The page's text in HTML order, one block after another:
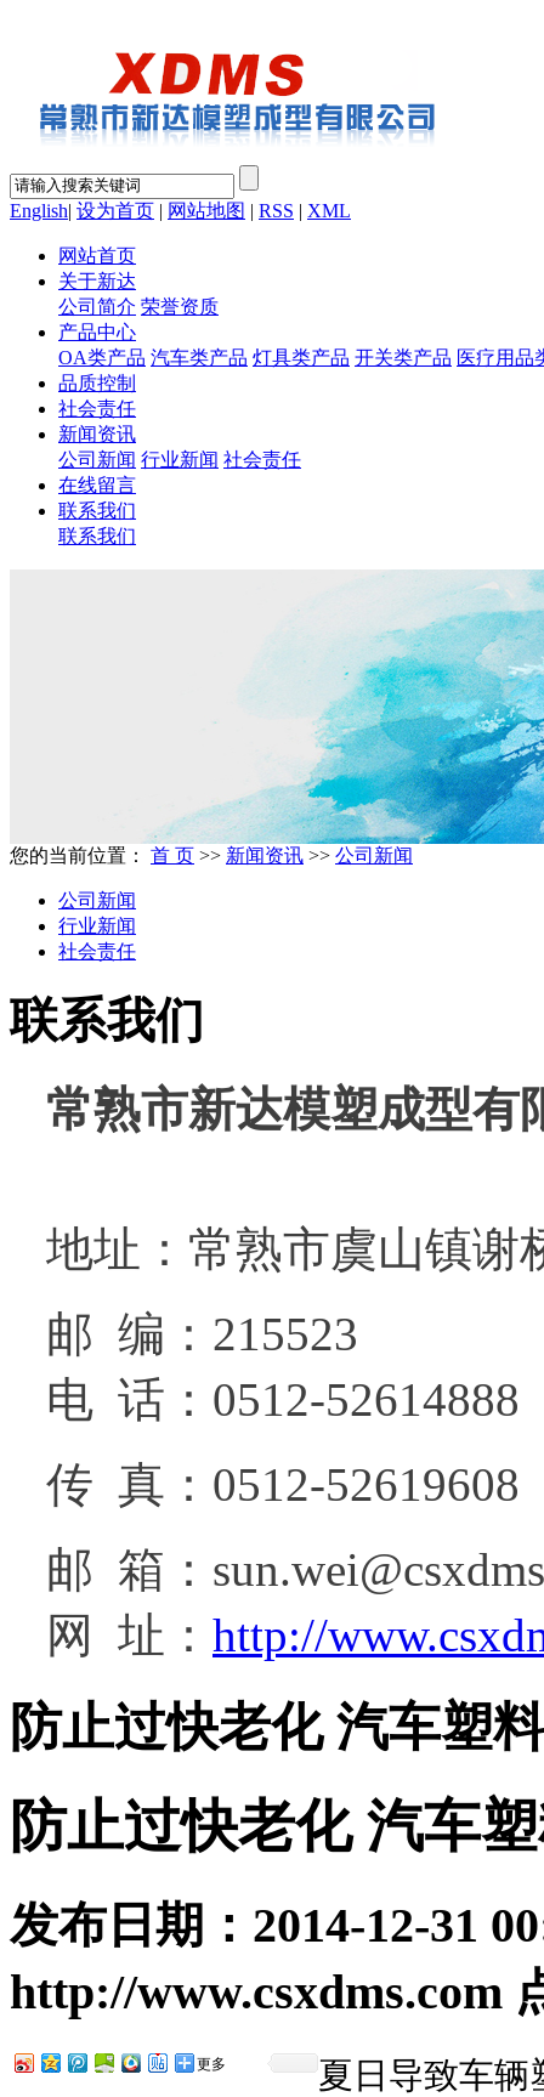
English| 设为首页 | 网站地图 | RSS | XML
网站首页
关于新达
公司简介 荣誉资质
产品中心
OA类产品 汽车类产品 灯具类产品 开关类产品 医疗用品
品质控制
社会责任
新闻资讯
公司新闻 行业新闻 社会责任
在线留言
联系我们
联系我们
您的当前位置： 首 页 >> 新闻资讯 >> 公司新闻
公司新闻
行业新闻
社会责任
联系我们
常熟市新达模塑成型有
地址：常熟市虞山镇谢
邮 编：215523
电 话：0512-52614888
传 真：0512-52619608
邮 箱：
网 址： http://
防止过快老化 汽车塑
防止过快老化 汽车
发布日期： 2014-12-31
http://www.csxdms.com
更多
夏日导致车辆